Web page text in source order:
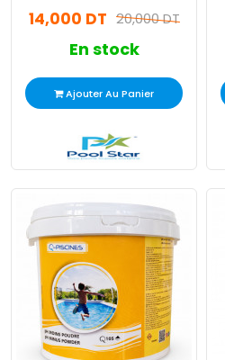
20,000 DT
14,000 DT
En stock
Ajouter Au Panier